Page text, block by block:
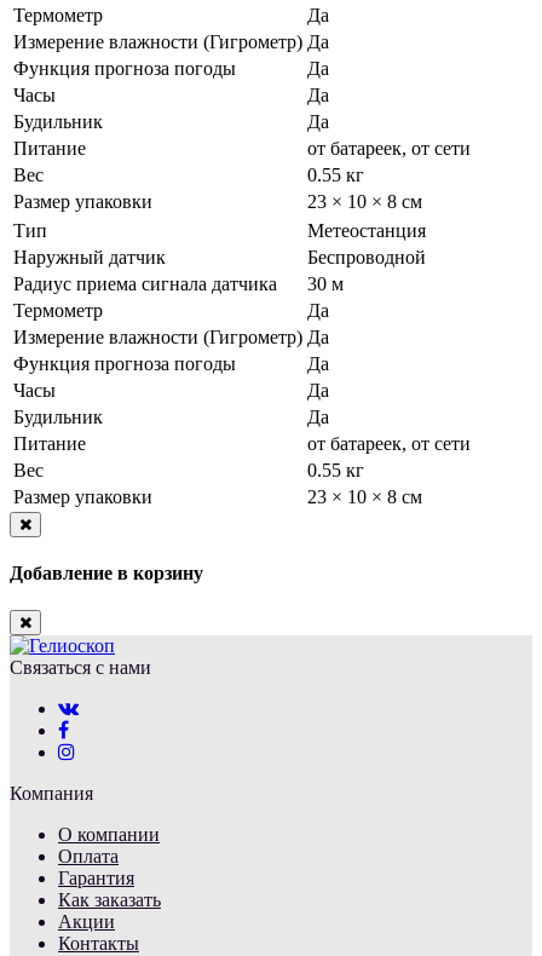
Термометр
Да
Измерение влажности (Гигрометр) Да
Функция прогноза погоды
Да
Часы
Да
Будильник
Да
Питание
от батареек, от сети
Вес
0.55 кг
Размер упаковки
23 × 10 × 8 см
Тип
Метеостанция
Наружный датчик
Беспроводной
Радиус приема сигнала датчика
30 м
Термометр
Да
Измерение влажности (Гигрометр) Да
Функция прогноза погоды
Да
Часы
Да
Будильник
Да
Питание
от батареек, от сети
Вес
0.55 кг
Размер упаковки
23 × 10 × 8 см
Close
Добавление в корзину
Close
Связаться с нами
Компания
О компании
Оплата
Гарантия
Как заказать
Акции
Контакты